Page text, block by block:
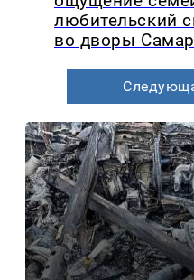
любительский
во дворы